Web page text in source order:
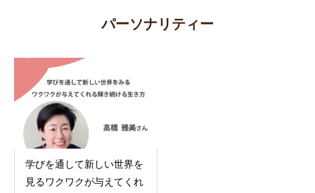
パーソナリティー
学びを通して新しい世界を
見るワクワクが与えてくれ